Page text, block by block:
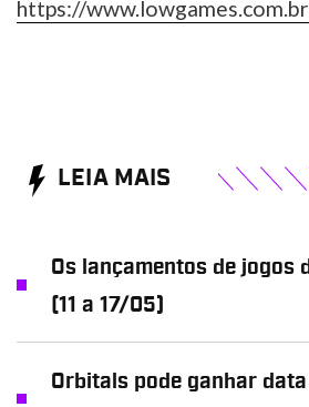
https://
LEIA MAIS
Os lançamentos de jogos
(11 a 17/05)
Orbitals pode ganhar data